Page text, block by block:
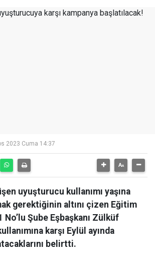
2023 Cuma 14:37
uyuşturucu kullanımı yaşına
gerektiğinin altını çizen Eğitim
No’lu Şube Eşbaşkanı Zülküf
karşı Eylül ayında
belirtti.